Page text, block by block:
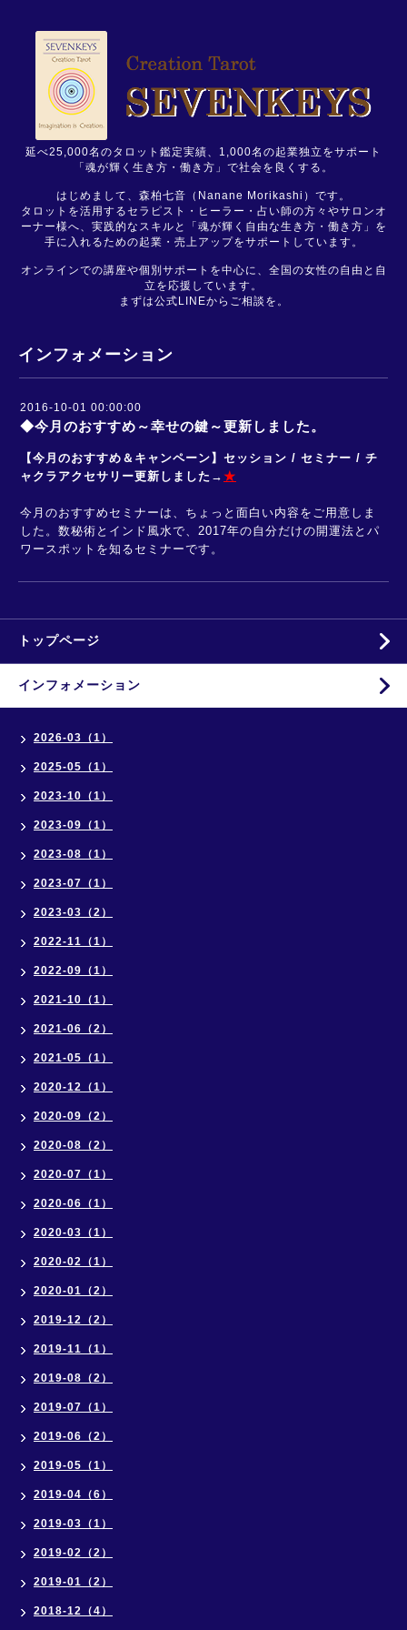
延べ25,000名のタロット鑑定実績、1,000名の起業独立をサポート
「魂が輝く生き方・働き方」で社会を良くする。
はじめまして、森柏七音（Nanane Morikashi）です。
タロットを活用するセラピスト・ヒーラー・占い師の方々やサロンオ
ーナー様へ、実践的なスキルと「魂が輝く自由な生き方・働き方」を
手に入れるための起業・売上アップをサポートしています。
オンラインでの講座や個別サポートを中心に、全国の女性の自由と自
立を応援しています。
まずは公式LINEからご相談を。
インフォメーション
2016-10-01 00:00:00
◆今月のおすすめ～幸せの鍵～更新しました。
【今月のおすすめ＆キャンペーン】セッション / セミナー / チ
ャクラアクセサリー更新しました → ★
今月のおすすめセミナーは、ちょっと面白い内容をご用意しま
した。数秘術とインド風水で、2017年の自分だけの開運法とパ
ワースポットを知るセミナーです。
トップページ
インフォメーション
2026-03（1）
2025-05（1）
2023-10（1）
2023-09（1）
2023-08（1）
2023-07（1）
2023-03（2）
2022-11（1）
2022-09（1）
2021-10（1）
2021-06（2）
2021-05（1）
2020-12（1）
2020-09（2）
2020-08（2）
2020-07（1）
2020-06（1）
2020-03（1）
2020-02（1）
2020-01（2）
2019-12（2）
2019-11（1）
2019-08（2）
2019-07（1）
2019-06（2）
2019-05（1）
2019-04（6）
2019-03（1）
2019-02（2）
2019-01（2）
2018-12（4）